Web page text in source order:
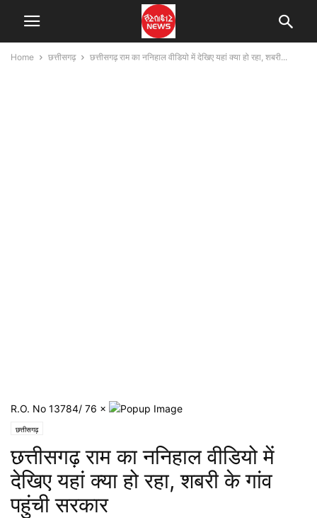
Home छत्तीसगढ़ छत्तीसगढ़ राम का ननिहाल वीडियो में देखिए यहां क्या हो रहा, शबरी...
R.O. No 13784/ 76 ×
छत्तीसगढ़
छत्तीसगढ़ राम का ननिहाल वीडियो में
देखिए यहां क्या हो रहा, शबरी के गांव
पहुंची सरकार